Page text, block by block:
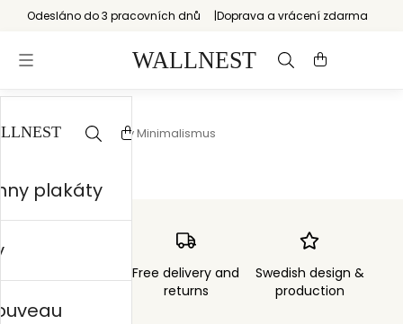
Odesláno do 3 pracovních dnů Doprava a vrácení zdarma
Start / Geometrický Minimalismus
Free delivery and
returns
Swedish design &
production
plakáty